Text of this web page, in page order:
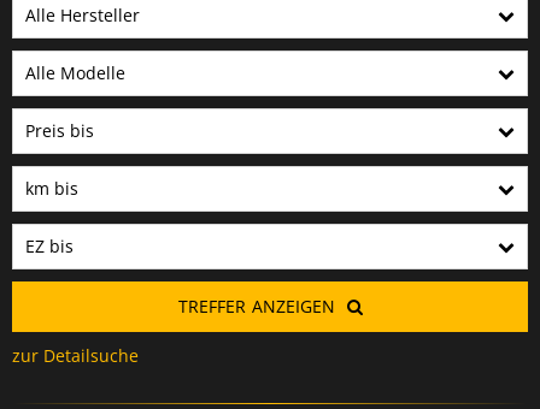
Alle Hersteller
Alle Modelle
Preis bis
km bis
EZ bis
TREFFER ANZEIGEN
zur Detailsuche